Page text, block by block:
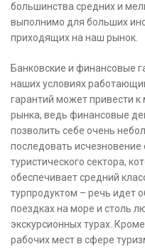
большинства средних и
выполнимо для больших
приходящих на наш рынок.
Банковские и финансовые
наших условиях
гарантий может привести к
рынка, ведь финансовые
позволить себе очень
последовать исчезновение
туристического сектора,
обеспечивает средний
турпродуктом – речь идет
поездках на море и столь
экскурсионных турах.
рабочих мест в сфере